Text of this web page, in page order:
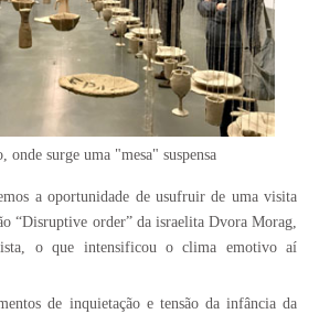
onde surge uma "mesa" suspensa
a oportunidade de usufruir de uma visita
“Disruptive order” da israelita Dvora Morag,
o que intensificou o clima emotivo aí
de inquietação e tensão da infância da